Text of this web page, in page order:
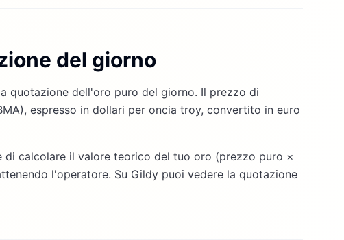
del giorno
quotazione dell'oro puro del giorno. Il prezzo di
espresso in dollari per oncia troy, convertito in euro
calcolare il valore teorico del tuo oro (prezzo puro ×
l'operatore. Su Gildy puoi vedere la quotazione